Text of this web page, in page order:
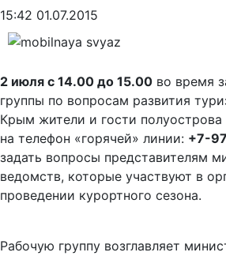
15:42 01.07.2015
2 июля с 14.00 до 15.00 во время
группы по вопросам развития
Крым жители и гости полуострова
на телефон «горячей» линии: +7-
задать вопросы представителям
ведомств, которые участвуют в
проведении курортного сезона.
Рабочую группу возглавляет